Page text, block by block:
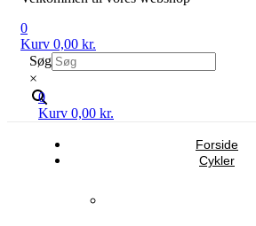
0
Kurv 0,00 kr.
Søg
×
0
Kurv 0,00 kr.
Forside
Cykler